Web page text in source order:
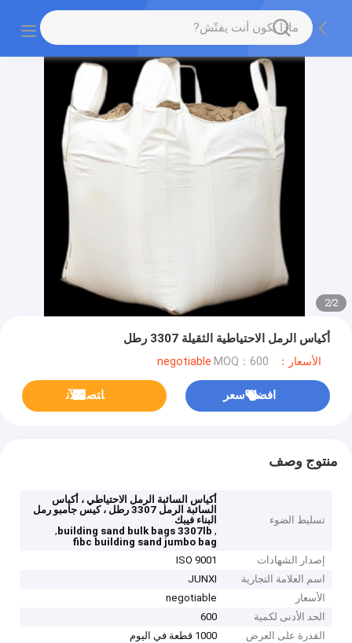
2
/
2
أكياس الرمل الاحتياطية الثقيلة 3307 رطل
الأسعار：negotiable MOQ：600
افضل سعر ﺎﺘﺼﻟ ﺍﻶﻧ
منتوج وصف
تسليط الضوء
أكياس السائبة الرمل الاحتياطي ، أكياس
السائبة الرمل 3307 رطل ، كيس جامبو رمل
البناء فيبك
,
building sand bulk bags 3307lb
,
fibc building sand jumbo bag
إصدار الشهادات
ISO 9001
اسم العلامة التجارية
JUNXI
الأسعار
negotiable
الحد الأدنى لكمية
600
القدرة على العرض
1000 قطعة في اليوم